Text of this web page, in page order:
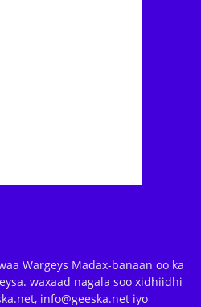
Wargeys Madax-banaan oo ka
waxaad nagala soo xidhiidhi
info@geeska.net iyo